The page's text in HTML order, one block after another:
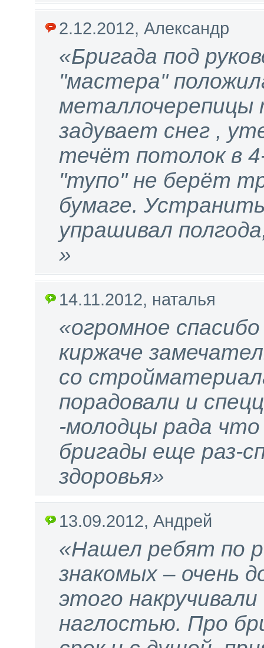
2.12.2012, Александр
«Бригада под
"мастера"
металлочерепицы
задувает снег ,
течёт потолок в
"тупо" не берёт
бумаге.
упрашивал
»
14.11.2012, наталья
«огромное
киржаче
со
порадовали и
-молодцы рада
бригады еще раз-
здоровья»
13.09.2012, Андрей
«Нашел ребят по
знакомых – очень
этого
наглостью. Про